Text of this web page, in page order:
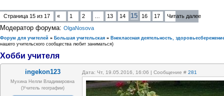
Страница 15 из 17 « 1 2 13 14 15 16 17 Читать далее
Модератор форума: OlgaNosova
Форум для учителей » Большая учительская » Внеклассная деятельность,
нашего учительского сообщества любит заниматься)
Хобби учителя
ingekon123 Дата: Чт, 19.05.2016, 16:06 | Сообщение # 281
Мухина Нелли Владимировна
(Учитель географии)